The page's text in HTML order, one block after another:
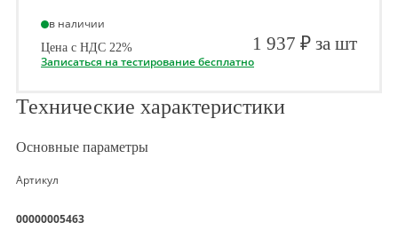
в наличии
Цена с НДС 22% 1 937 ₽ за шт
Записаться на тестирование бесплатно
Технические характеристики
Основные параметры
Артикул
00000005463